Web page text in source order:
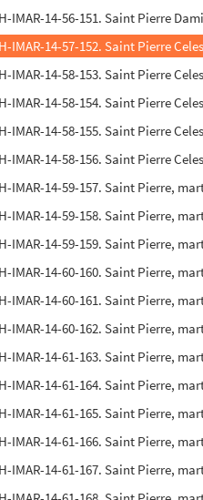
H-IMAR-14-56-151. Saint Pierre
H-IMAR-14-57-152. Saint Pierre
H-IMAR-14-58-153. Saint Pierre
H-IMAR-14-58-154. Saint Pierre
H-IMAR-14-58-155. Saint Pierre
H-IMAR-14-58-156. Saint Pierre
H-IMAR-14-59-157. Saint Pierre,
H-IMAR-14-59-158. Saint Pierre,
H-IMAR-14-59-159. Saint Pierre,
H-IMAR-14-60-160. Saint Pierre,
H-IMAR-14-60-161. Saint Pierre,
H-IMAR-14-60-162. Saint Pierre,
H-IMAR-14-61-163. Saint Pierre,
H-IMAR-14-61-164. Saint Pierre,
H-IMAR-14-61-165. Saint Pierre,
H-IMAR-14-61-166. Saint Pierre,
H-IMAR-14-61-167. Saint Pierre,